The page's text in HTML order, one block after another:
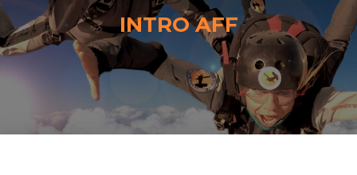
INTRO AFF